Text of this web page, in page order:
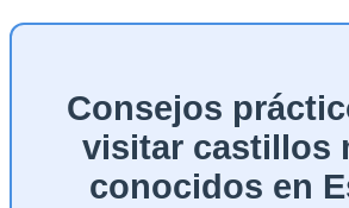
Consejos
visitar castillos
conocidos en